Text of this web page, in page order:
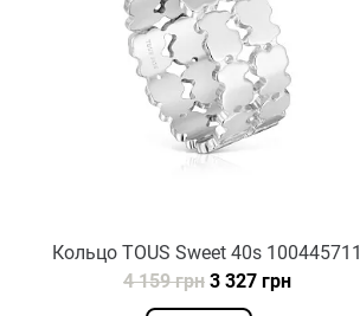
Кольцо TOUS Sweet 40s 100445711
4 159 грн 3 327 грн